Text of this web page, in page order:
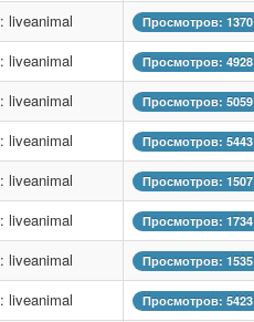
liveanimal Просмотров: 1370
liveanimal Просмотров: 4928
liveanimal Просмотров: 5059
liveanimal Просмотров: 5443
liveanimal Просмотров: 1507
liveanimal Просмотров: 1734
liveanimal Просмотров: 1535
liveanimal Просмотров: 5423